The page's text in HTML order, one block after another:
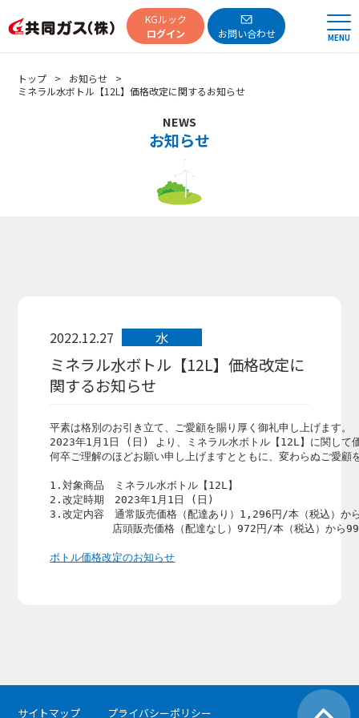
共同ガスKGルック
ログイン
お問い合わせ MENU
トップ
お知らせ
ミネラル水ボトル【12L】価格改定に関するお知らせ
NEWS
お知らせ
2022.12.27 水
ミネラル水ボトル【12L】価格改定に
関するお知らせ
平素は格別のお引き立て、ご愛顧を賜り厚く御礼申し上げます。
2023年1月1日 (日) より、ミネラル水ボトル【12L】に関して
何卒ご理解のほどお願い申し上げますとともに、変わらぬご愛顧
1.対象商品　ミネラル水ボトル【12L】
2.改定時期　2023年1月1日 (日)
3.改定内容　通常販売価格（配達あり）1,296円/本（税込）か
店頭販売価格（配達なし）972円/本（税込）から999
ボトル価格改定のお知らせ
サイトマップ プライバシーポリシー